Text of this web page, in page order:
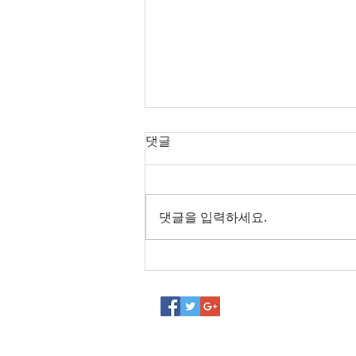
2020년 1분기 '나는 멤버십' 프
댓글
댓글을 입력하세요.